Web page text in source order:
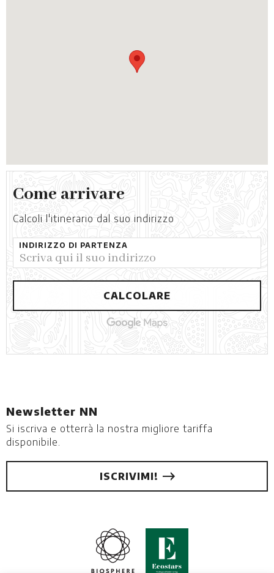
Come arrivare
Calcoli l'itinerario dal suo indirizzo
INDIRIZZO DI PARTENZA
CALCOLARE
Newsletter NN
Si iscriva e otterrà la nostra migliore tariffa
disponibile.
ISCRIVIMI!